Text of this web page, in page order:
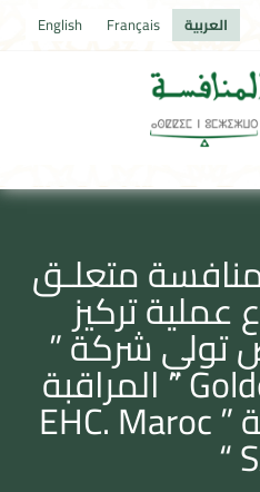
العربية Français
English
متعلـق
عملية تركيز
تولي شركة ”
Golden Dunes LLC ” المراقبة
الحصرية لشركة ” EHC. Maroc